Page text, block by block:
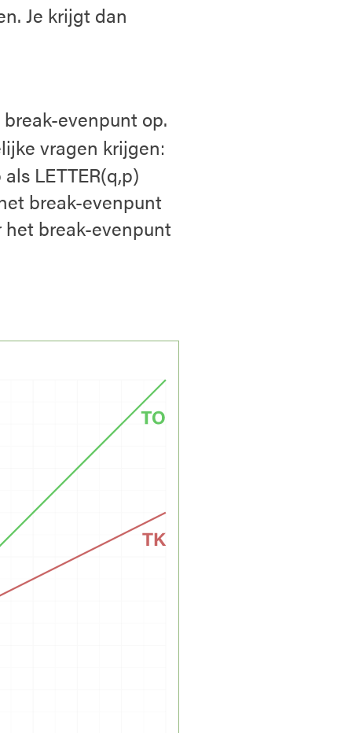
Je krijgt dan
evenpunt op.
vragen krijgen:
LETTER(q,p)
break-evenpunt
break-evenpunt